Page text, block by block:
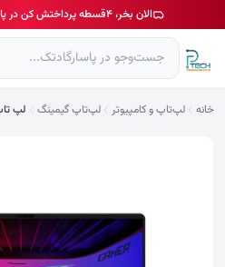
الان بخر، ۴قسطه پرداختش کن در پاسارگادتک آی تی اسنپ شاپ
خانه لپ‌تاپ و کامپیوتر لپ‌تاپ گیمینگ